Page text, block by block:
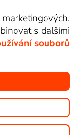
s dalšími
souborů